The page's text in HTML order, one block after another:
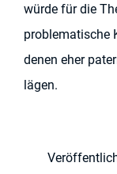
würde für die
problematische
denen eher
lägen.